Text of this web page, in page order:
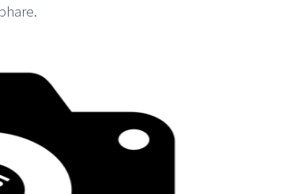
–
!!!
LE GROS RIFFIFI –
The Covers !!!